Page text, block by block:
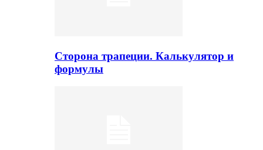
Сторона трапеции. Калькулятор и
формулы